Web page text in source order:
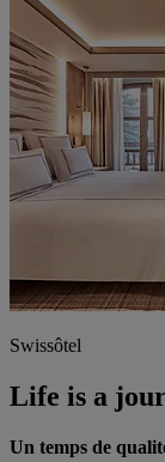
Swissôtel
Life is a
Un temps de